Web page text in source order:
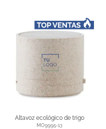
Altavoz ecológico de trigo
MO9995-13